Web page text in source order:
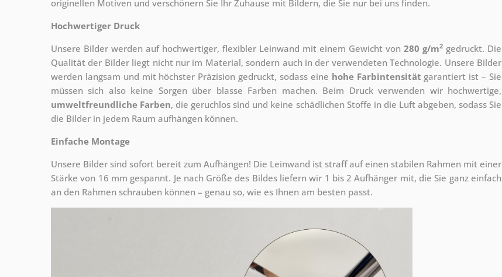
originellen Motiven und verschönern Sie Ihr Zuhause mit Bildern, die Sie nur bei uns finden.
Hochwertiger Druck
Unsere Bilder werden auf hochwertiger, flexibler Leinwand mit einem Gewicht von 280 g/m2 gedruckt. Die
Qualität der Bilder liegt nicht nur im Material, sondern auch in der verwendeten Technologie. Unsere Bilder
werden langsam und mit höchster Präzision gedruckt, sodass eine hohe Farbintensität garantiert ist – Sie
müssen sich also keine Sorgen über blasse Farben machen. Beim Druck verwenden wir hochwertige,
umweltfreundliche Farben, die geruchlos sind und keine schädlichen Stoffe in die Luft abgeben, sodass Sie
die Bilder in jedem Raum aufhängen können.
Einfache Montage
Unsere Bilder sind sofort bereit zum Aufhängen! Die Leinwand ist straff auf einen stabilen Rahmen mit einer
Stärke von 16 mm gespannt. Je nach Größe des Bildes liefern wir 1 bis 2 Aufhänger mit, die Sie ganz einfach
an den Rahmen schrauben können – genau so, wie es Ihnen am besten passt.